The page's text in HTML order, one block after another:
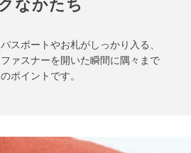
なかたち
スポートやお札がしっかり入る、
ァスナーを開いた瞬間に隅々まで
ポイントです。